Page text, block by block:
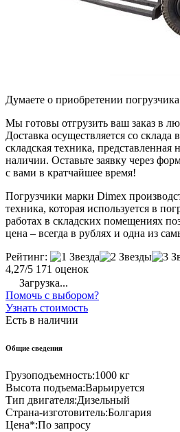
Думаете о приобретении
Мы готовы отгрузить ваш заказ в
Доставка осуществляется со склада
складская техника, представленная
наличии. Оставьте заявку через
с вами в кратчайшее время!
Погрузчики марки Dimex
техника, которая используется в
работах в складских помещениях
цена – всегда в рублях и одна из
Рейтинг:
4,27/5 171 оценок
Загрузка...
Помочь с выбором?
Узнать стоимость
Есть в наличии
Общие сведения
Грузоподъемность:1000 кг
Высота подъема:Варьируется
Тип двигателя:Дизельный
Страна-изготовитель:Болгария
Цена*:По запросу